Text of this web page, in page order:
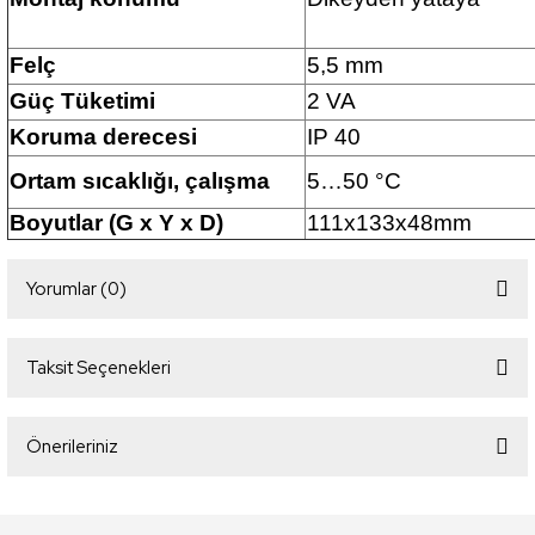
Felç
5,5 mm
Güç Tüketimi
2 VA
Koruma derecesi
IP 40
Ortam sıcaklığı, çalışma
5…50 °C
Boyutlar (G x Y x D)
111x133x48mm
Yorumlar (0)
Taksit Seçenekleri
Önerileriniz